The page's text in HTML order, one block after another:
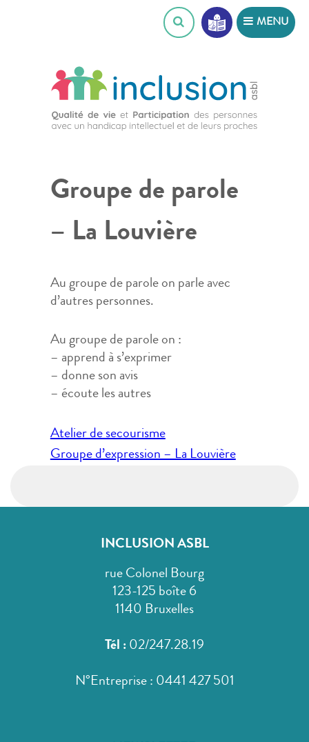
MENU
Groupe de parole
– La Louvière
Au groupe de parole on parle avec
d’autres personnes.
Au groupe de parole on :
– apprend à s’exprimer
– donne son avis
– écoute les autres
Navigation
de
Atelier de secourisme
Groupe d’expression – La Louvière
INCLUSION ASBL
rue Colonel Bourg
123-125 boîte 6
1140 Bruxelles
Tél : 02/247.28.19
N°Entreprise : 0441 427 501